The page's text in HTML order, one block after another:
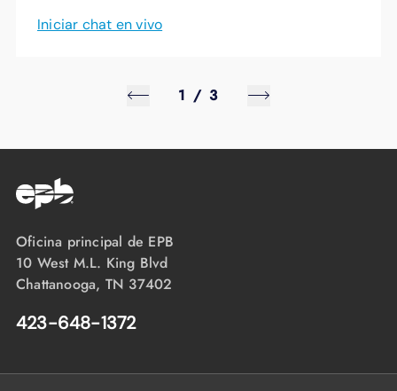
Iniciar chat en vivo
1 / 3
Oficina principal de EPB
10 West M.L. King Blvd
Chattanooga, TN 37402
423-648-1372